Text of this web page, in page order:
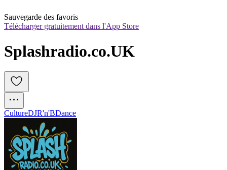
Sauvegarde des favoris
Télécharger gratuitement dans l'App Store
Splashradio.co.UK
CultureDJR'n'BDance